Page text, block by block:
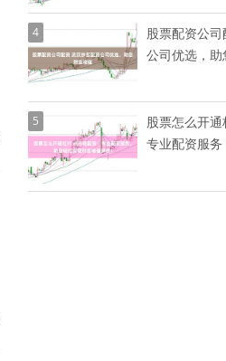
4
股票配资公
公司优选，
5
股票怎么开通
专业配资服务